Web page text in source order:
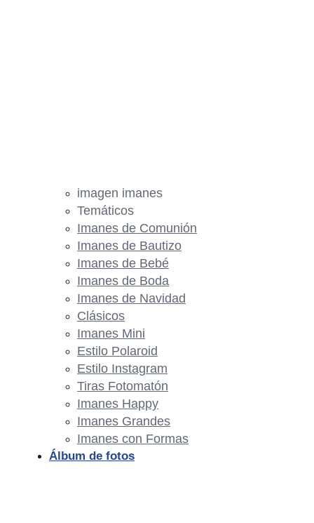
imagen imanes
Temáticos
Imanes de Comunión
Imanes de Bautizo
Imanes de Bebé
Imanes de Boda
Imanes de Navidad
Clásicos
Imanes Mini
Estilo Polaroid
Estilo Instagram
Tiras Fotomatón
Imanes Happy
Imanes Grandes
Imanes con Formas
Álbum de fotos